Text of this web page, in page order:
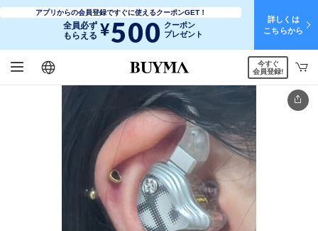
アプリからの会員登録ですぐに使えるクーポンGET！
全員必ず
もらえる ¥500 クーポン
プレゼント
詳しくは
こちらから
日本語
English
简体中文
繁體中文
今すぐ
会員登録!